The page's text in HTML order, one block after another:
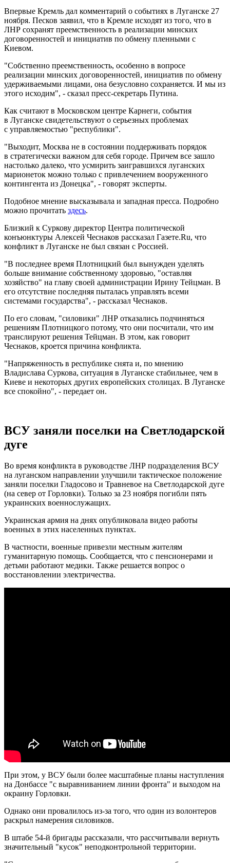
Впервые Кремль дал комментарий о событиях в Луганске 27
ноября. Песков заявил, что в Кремле исходят из того, что в
ЛНР сохранят преемственность в реализации минских
договоренностей и инициатив по обмену пленными c
Киевом.
"Собственно преемственность, особенно в вопросе
реализации минских договоренностей, инициатив по обмену
удерживаемыми лицами, она безусловно сохраняется. И мы из
этого исходим", - сказал пресс-секретарь Путина.
Как считают в Московском центре Карнеги, события
в Луганске свидетельствуют о серьезных проблемах
с управляемостью "республики".
"Выходит, Москва не в состоянии поддерживать порядок
в стратегически важном для себя городе. Причем все зашло
настолько далеко, что усмирить заигравшихся луганских
марионеток можно только с привлечением вооруженного
контингента из Донецка", - говорят эксперты.
Подобное мнение высказывала и западная пресса. Подробно
можно прочитать здесь.
Близкий к Суркову директор Центра политической
конъюнктуры Алексей Чеснаков рассказал Газете.Ru, что
конфликт в Луганске не был связан с Россией.
"В последнее время Плотницкий был вынужден уделять
больше внимание собственному здоровью, "оставляя
хозяйство" на главу своей администрации Ирину Тейцман. В
его отсутствие последняя пыталась управлять всеми
системами государства", - рассказал Чеснаков.
По его словам, "силовики" ЛНР отказались подчиняться
решениям Плотницкого потому, что они посчитали, что им
транслируют решения Тейцман. В этом, как говорит
Чеснаков, кроется причина конфликта.
"Напряженность в республике снята и, по мнению
Владислава Суркова, ситуация в Луганске стабильнее, чем в
Киеве и некоторых других европейских столицах. В Луганске
все спокойно", - передает он.
ВСУ заняли поселки на Светлодарской
дуге
Во время конфликта в руководстве ЛНР подразделения ВСУ
на луганском направлении улучшили тактическое положение
заняли поселки Гладосово и Травневое на Светлодарской дуге
(на север от Горловки). Только за 23 ноября погибли пять
украинских военнослужащих.
Украинская армия на днях опубликовала видео работы
военных в этих населенных пунктах.
В частности, военные привезли местным жителям
гуманитарную помощь. Сообщается, что с пенсионерами и
детьми работают медики. Также решается вопрос о
восстановлении электричества.
При этом, у ВСУ были более масштабные планы наступления
на Донбассе "с выравниванием линии фронта" и выходом на
окраину Горловки.
Однако они провалилось из-за того, что один из волонтеров
раскрыл намерения силовиков.
В штабе 54-й бригады рассказали, что рассчитывали вернуть
значительный "кусок" неподконтрольной территории.